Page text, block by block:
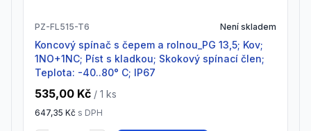
PZ-FL515-T6 Není skladem
Koncový spínač s čepem a rolnou_PG 13,5; Kov;
1NO+1NC; Píst s kladkou; Skokový spínací člen;
Teplota: -40..80° C; IP67
535,00 Kč / 1 ks
647,35 Kč s DPH